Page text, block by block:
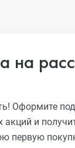
на
Оформите
акций и
первую